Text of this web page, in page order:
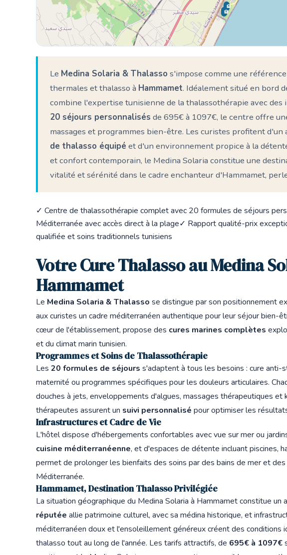
🏨
🏨
Le Medina Solaria & Thalasso s'impose comme une
thermales et thalasso à Hammamet. Idéalement situé en bord
combine l'expertise tunisienne de la thalassothérapie avec
20 séjours personnalisés de 695€ à 1097€, le centre offre
massages et programmes bien-être. Les curistes profitent d'un
de thalasso équipé et d'un environnement propice à la
et confort contemporain, le Medina Solaria constitue une
vitalité et sérénité dans le cadre enchanteur d'Hammamet,
✓ Centre de thalassothérapie complet avec 20 formules de séjours
Méditerranée avec accès direct à la plage✓ Rapport qualité-prix
qualifiée et soins traditionnels tunisiens
Votre Cure Thalasso au Medina
Hammamet
Le Medina Solaria & Thalasso se distingue par son positionnement
aux curistes un cadre méditerranéen authentique pour leur séjour bien-
cœur de l'établissement, propose des cures marines complètes
et du climat marin tunisien.
Programmes et Soins de Thalassothérapie
Les 20 formules de séjours s'adaptent à tous les besoins : cure anti-
maternité ou programmes spécifiques pour les douleurs articulaires.
douches à jets, enveloppements d'algues, massages thérapeutiques et
thérapeutes assurent un suivi personnalisé pour optimiser les
Infrastructures et Cadre de Vie
L'hôtel dispose d'hébergements confortables avec vue sur mer ou
cuisine méditerranéenne, et d'espaces de détente incluant piscines,
permet de prolonger les bienfaits des soins par des bains de mer et
Méditerranée.
Hammamet, Destination Thalasso Privilégiée
La situation géographique du Medina Solaria à Hammamet constitue un
réputée allie patrimoine culturel, avec sa médina historique, et
méditerranéen doux et l'ensoleillement généreux créent des conditions
thalasso tout au long de l'année. Les tarifs attractifs, de 695€ à 1097€